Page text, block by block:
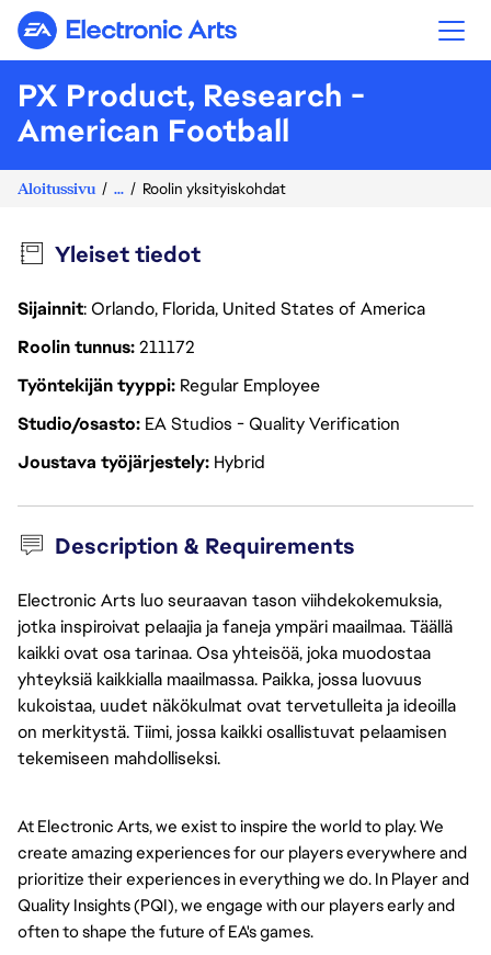
Electronic Arts
PX Product, Research -
American Football
Aloitussivu ... Roolin yksityiskohdat
Yleiset tiedot
Sijainnit: Orlando, Florida, United States of America
Roolin tunnus211172
Työntekijän tyyppi Regular Employee
Studio/osasto EA Studios - Quality Verification
Joustava työjärjestely Hybrid
Description & Requirements
Electronic Arts luo seuraavan tason viihdekokemuksia,
jotka inspiroivat pelaajia ja faneja ympäri maailmaa. Täällä
kaikki ovat osa tarinaa. Osa yhteisöä, joka muodostaa
yhteyksiä kaikkialla maailmassa. Paikka, jossa luovuus
kukoistaa, uudet näkökulmat ovat tervetulleita ja ideoilla
on merkitystä. Tiimi, jossa kaikki osallistuvat pelaamisen
tekemiseen mahdolliseksi.
At Electronic Arts, we exist to inspire the world to play. We
create amazing experiences for our players everywhere and
prioritize their experiences in everything we do. In Player and
Quality Insights (PQI), we engage with our players early and
often to shape the future of EA's games.